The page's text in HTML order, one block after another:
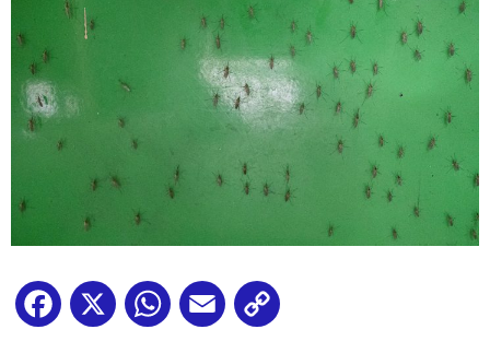
Facebook
X WhatsApp
Email